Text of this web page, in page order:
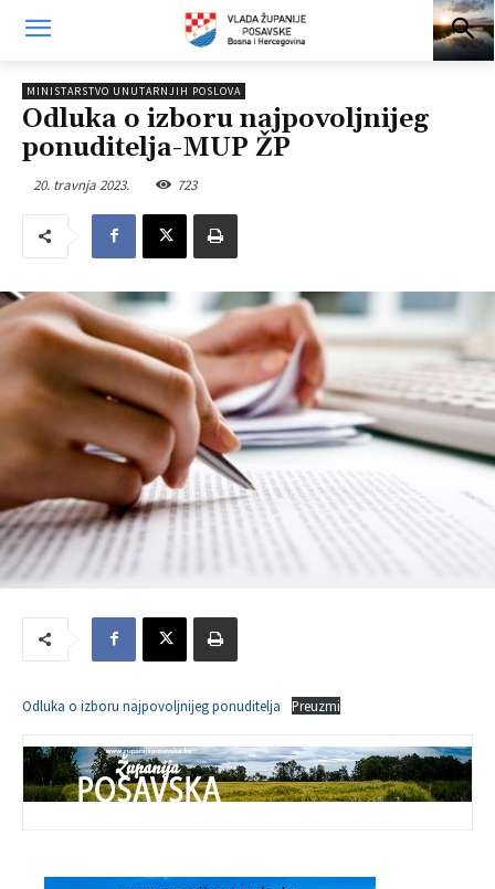
MINISTARSTVO UNUTARNJIH POSLOVA
Odluka o izboru najpovoljnijeg
ponuditelja-MUP ŽP
20. travnja 2023. 723
Odluka o izboru najpovoljnijeg ponuditelja Preuzmi